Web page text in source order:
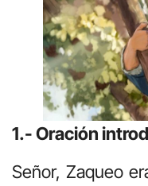
1.- Oración
Señor, Zaqueo